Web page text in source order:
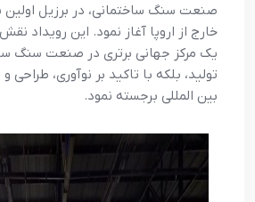
صنعت سنگ ساختمانی، در برزیل اولین
خارج از اروپا آغاز نمود. این رویداد
یک مرکز جهانی برتری در صنعت سنگ
تولید، بلکه با تاکید بر نوآوری،
بین المللی برجسته نمود.